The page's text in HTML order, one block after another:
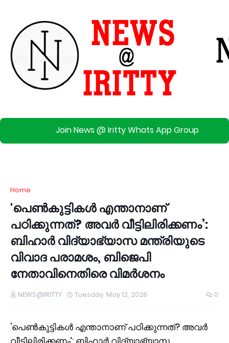
Join News @ Iritty Whats App Group
Home
'പെൺകുട്ടികൾ എന്താനാണ്
പഠിക്കുന്നത്? അവർ വീട്ടിലിരിക്കണം’:
ബിഹാർ വിദ്യാഭ്യാസ മന്ത്രിയുടെ
വിവാദ പരാമ‍ശം, ബിജെപി
നേതാവിനെതിരെ വിമ‍ർശനം
NEWS@IRITTY Tuesday, May 12, 2026 0
'പെൺകുട്ടികൾ എന്താനാണ് പഠിക്കുന്നത്? അവർ